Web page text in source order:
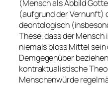
(Mensch als Abbild
(aufgrund der Vernunft)
deontologisch
These, dass der
niemals bloss Mittel
Demgegenüber
kontraktualistische
Menschenwürde